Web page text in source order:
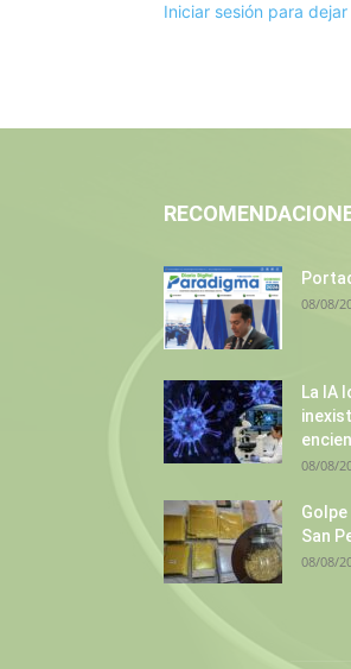
Iniciar sesión para
08/08/
La IA
08/08/
Golpe
San
08/08/